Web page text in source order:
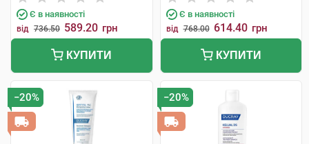
Є в наявності
від 736.50 589.20 грн
КУПИТИ
Є в наявності
від 768.00 614.40 грн
КУПИТИ
−20% −20%